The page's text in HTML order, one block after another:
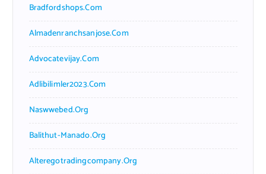
Bradfordshops.com
Almadenranchsanjose.com
Advocatevijay.com
Adlibilimler2023.com
Naswwebed.org
Balithut-Manado.org
Alteregotradingcompany.org